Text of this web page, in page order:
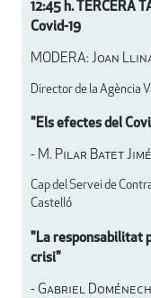
12:45 h. TERCERA
Covid-19
MODERA: Joan
Director de la Agència
"Els efectes del
- M. Pilar Batet
Cap del Servei de
Castelló
"La responsabilitat
crisi"
- Gabriel